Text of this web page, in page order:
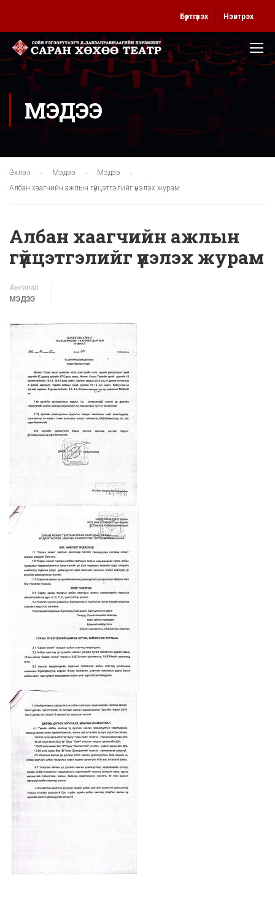
Бүртгүүлэх Нэвтрэх
МЭДЭЭ
Эхлэл Мэдээ
Мэдээ
Албан хаагчийн ажлын гүйцэтгэлийг үнэлэх журам
Албан хаагчийн ажлын
гүйцэтгэлийг үнэлэх журам
Ангилал
МЭДЭЭ